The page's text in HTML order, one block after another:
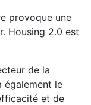
provoque une
Housing 2.0 est
de la
également le
et de